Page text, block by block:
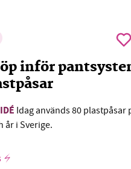
inför
Idag används 80 plastpåsar
år i Sverige.